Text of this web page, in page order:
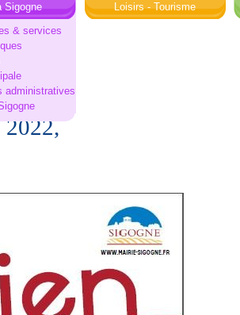
Sigogne
& services
administratives
Loisirs - Tourisme